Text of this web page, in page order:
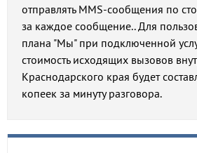
отправлять MMS-сообщения по
за каждое сообщение.. Для
плана "Мы" при подключенной
стоимость исходящих вызовов
Краснодарского края будет
копеек за минуту разговора.